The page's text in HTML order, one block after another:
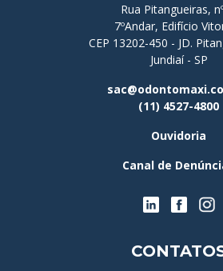
Rua Pitangueiras,
7ºAndar, Edifício
CEP 13202-450 - JD.
Jundiaí - SP
(11) 4527-4800
Ouvidoria
Canal de